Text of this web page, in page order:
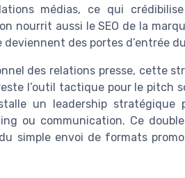
médias, ce qui
nourrit aussi le SEO de la
deviennent des portes d’entrée
des relations presse, cette
l’outil tactique pour le
un leadership
ou communication. Ce
simple envoi de formats